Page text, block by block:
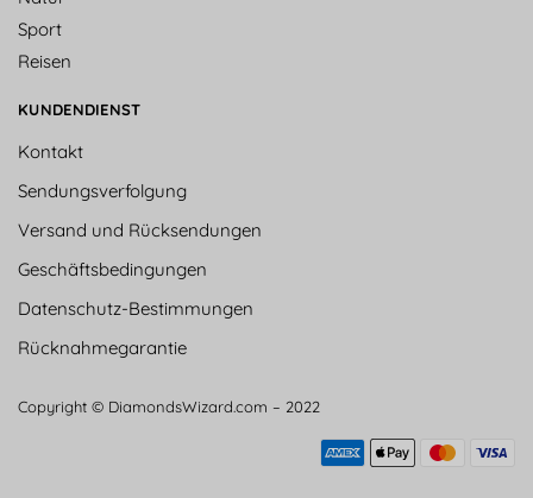
Sport
Reisen
KUNDENDIENST
Kontakt
Sendungsverfolgung
Versand und Rücksendungen
Geschäftsbedingungen
Datenschutz-Bestimmungen
Rücknahmegarantie
Copyright © DiamondsWizard.com – 2022